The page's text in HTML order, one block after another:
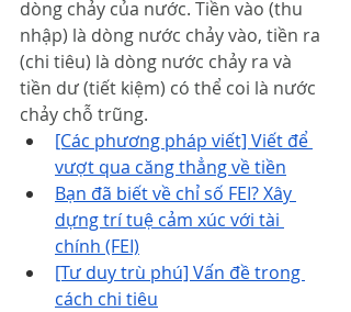
dòng chảy của nước. Tiền vào (thu
nhập) là dòng nước chảy vào, tiền ra
(chi tiêu) là dòng nước chảy ra và
tiền dư (tiết kiệm) có thể coi là nước
chảy chỗ trũng.
[Các phương pháp viết] Viết để
vượt qua căng thẳng về tiền
Bạn đã biết về chỉ số FEI? Xây
dựng trí tuệ cảm xúc với tài
chính (FEI)
[Tư duy trù phú] Vấn đề trong
cách chi tiêu